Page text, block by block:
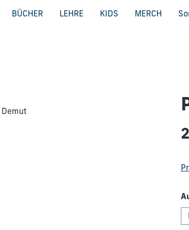
BÜCHER LEHRE KIDS MERCH